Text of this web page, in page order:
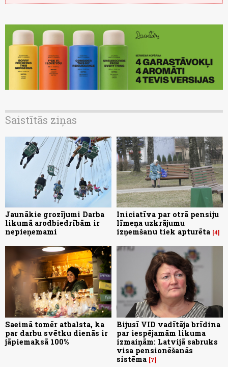
Saistītās ziņas
Jaunākie grozījumi Darba
likumā arodbiedrībām ir
nepieņemami
Iniciatīva par otrā pensiju
līmeņa uzkrājumu
izņemšanu tiek apturēta 4
Saeimā tomēr atbalsta, ka
par darbu svētku dienās ir
jāpiemaksā 100%
Bijusī VID vadītāja brīdina
par iespējamām likuma
izmaiņām: Latvijā sabruks
visa pensionēšanās
sistēma 7